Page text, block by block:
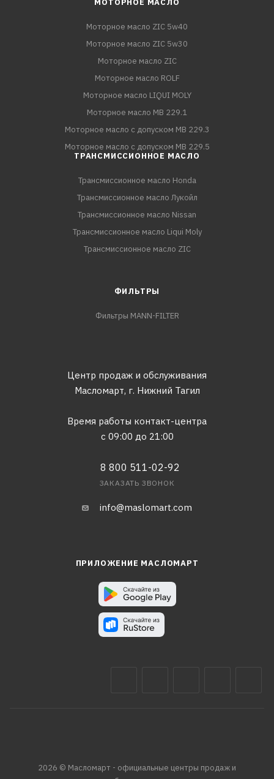
МОТОРНОЕ МАСЛО
Моторное масло ZIC 5w40
Моторное масло ZIC 5w30
Моторное масло ZIC
Моторное масло ROLF
Моторное масло LIQUI MOLY
Моторное масло MB 229.1
Моторное масло с допуском MB 229.3
Моторное масло с допуском MB 229.5
ТРАНСМИССИОННОЕ МАСЛО
Трансмиссионное масло Honda
Трансмиссионное масло Лукойл
Трансмиссионное масло Nissan
Трансмиссионное масло Liqui Moly
Трансмиссионное масло ZIC
ФИЛЬТРЫ
Фильтры MANN-FILTER
Центр продаж и обслуживания
Масломарт, г. Нижний Тагил
Время работы контакт-центра
с 09:00 до 21:00
8 800 511-02-92
ЗАКАЗАТЬ ЗВОНОК
info@maslomart.com
ПРИЛОЖЕНИЕ МАСЛОМАРТ
2026 © Масломарт - официальные центры продаж и